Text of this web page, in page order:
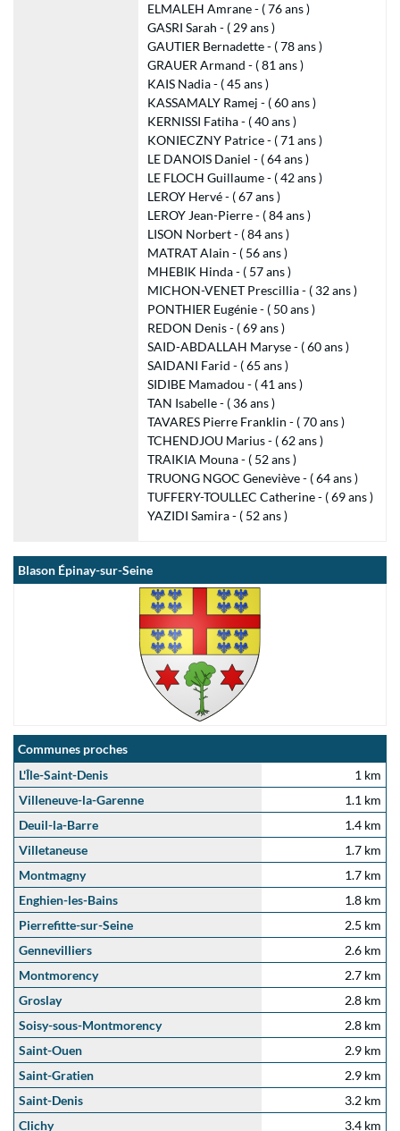
ELMALEH Amrane - ( 76 ans )
GASRI Sarah - ( 29 ans )
GAUTIER Bernadette - ( 78 ans )
GRAUER Armand - ( 81 ans )
KAIS Nadia - ( 45 ans )
KASSAMALY Ramej - ( 60 ans )
KERNISSI Fatiha - ( 40 ans )
KONIECZNY Patrice - ( 71 ans )
LE DANOIS Daniel - ( 64 ans )
LE FLOCH Guillaume - ( 42 ans )
LEROY Hervé - ( 67 ans )
LEROY Jean-Pierre - ( 84 ans )
LISON Norbert - ( 84 ans )
MATRAT Alain - ( 56 ans )
MHEBIK Hinda - ( 57 ans )
MICHON-VENET Prescillia - ( 32 ans )
PONTHIER Eugénie - ( 50 ans )
REDON Denis - ( 69 ans )
SAID-ABDALLAH Maryse - ( 60 ans )
SAIDANI Farid - ( 65 ans )
SIDIBE Mamadou - ( 41 ans )
TAN Isabelle - ( 36 ans )
TAVARES Pierre Franklin - ( 70 ans )
TCHENDJOU Marius - ( 62 ans )
TRAIKIA Mouna - ( 52 ans )
TRUONG NGOC Geneviève - ( 64 ans )
TUFFERY-TOULLEC Catherine - ( 69 ans )
YAZIDI Samira - ( 52 ans )
Blason Épinay-sur-Seine
Communes proches
L'Île-Saint-Denis
1 km
Villeneuve-la-Garenne
1.1 km
Deuil-la-Barre
1.4 km
Villetaneuse
1.7 km
Montmagny
1.7 km
Enghien-les-Bains
1.8 km
Pierrefitte-sur-Seine
2.5 km
Gennevilliers
2.6 km
Montmorency
2.7 km
Groslay
2.8 km
Soisy-sous-Montmorency
2.8 km
Saint-Ouen
2.9 km
Saint-Gratien
2.9 km
Saint-Denis
3.2 km
Clichy
3.4 km